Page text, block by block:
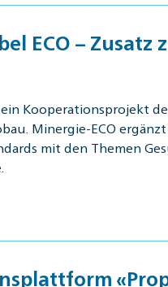
ECO – Zusatz
Kooperationsprojekt
Minergie-ECO
mit den Themen